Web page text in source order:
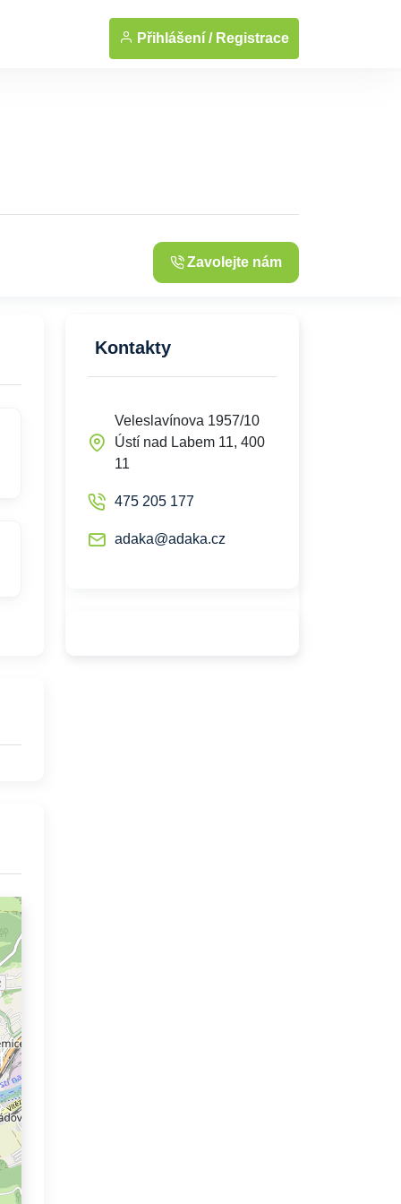
Přihlášení / Registrace
... Zobrazit fotografie
Zavolejte nám
Kontakty
Veleslavínova 1957/10
Ústí nad Labem 11, 400
11
475 205 177
adaka@adaka.cz